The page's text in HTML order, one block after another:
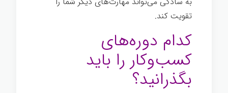
تقویت کند.
کدام دوره‌های
کسب‌وکار را باید
بگذرانید؟